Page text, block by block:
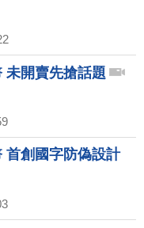
未開賣先搶話題
首創國字防偽設計